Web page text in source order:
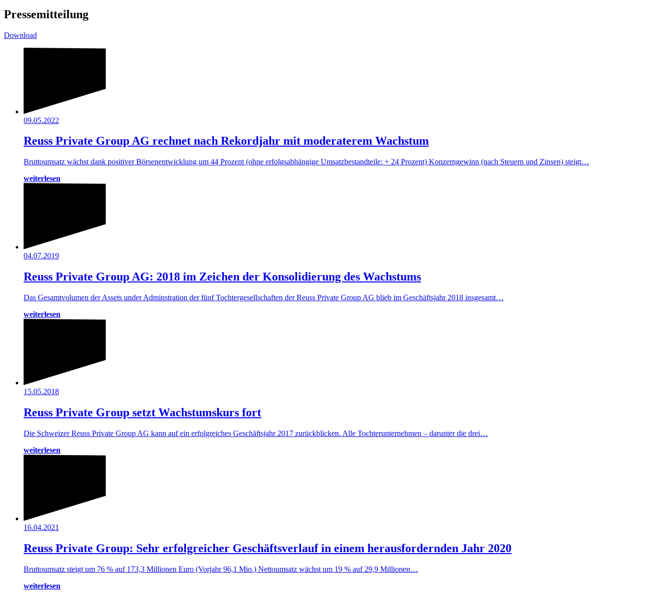
Pressemitteilung
Download
09.05.2022
Reuss Private Group AG rechnet nach Rekordjahr mit moderaterem Wachstum
Bruttoumsatz wächst dank positiver Börsenentwicklung um 44 Prozent (ohne erfolgsabhängige Umsatzbestandteile: + 24 Prozent) Konzerngewinn (nach Steuern und Zinsen) steigt…
weiterlesen
04.07.2019
Reuss Private Group AG: 2018 im Zeichen der Konsolidierung des Wachstums
Das Gesamtvolumen der Assets under Adminstration der fünf Tochtergesellschaften der Reuss Private Group AG blieb im Geschäftsjahr 2018 insgesamt…
weiterlesen
15.05.2018
Reuss Private Group setzt Wachstumskurs fort
Die Schweizer Reuss Private Group AG kann auf ein erfolgreiches Geschäftsjahr 2017 zurückblicken. Alle Tochterunternehmen – darunter die drei…
weiterlesen
16.04.2021
Reuss Private Group: Sehr erfolgreicher Geschäftsverlauf in einem herausfordernden Jahr 2020
Bruttoumsatz steigt um 76 % auf 173,3 Millionen Euro (Vorjahr 96,1 Mio.) Nettoumsatz wächst um 19 % auf 29,9 Millionen…
weiterlesen